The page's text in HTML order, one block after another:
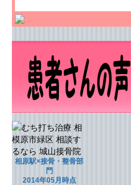
相原駅×接骨・整骨部
門
2014年05月時点